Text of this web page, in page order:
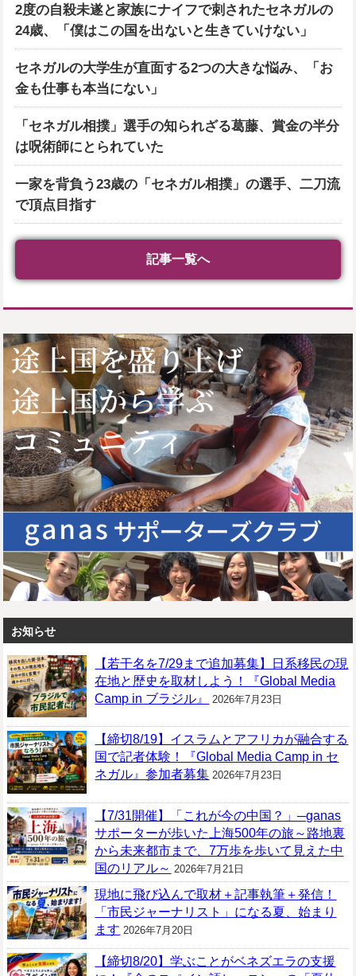
2度の自殺未遂と家族にナイフで刺されたセネガルの
24歳、「僕はこの国を出ないと生きていけない」
セネガルの大学生が直面する2つの大きな悩み、「お
金も仕事も本当にない」
「セネガル相撲」選手の知られざる葛藤、賞金の半分
は呪術師にとられていた
一家を背負う23歳の「セネガル相撲」の選手、二刀流
で頂点目指す
記事一覧へ
お知らせ
【若干名を7/29まで追加募集】日系移民の現
在地と歴史を取材しよう！『Global Media
Camp in ブラジル』
2026年7月23日
【締切8/19】イスラムとアフリカが融合する
国で記者体験！『Global Media Camp in セ
ネガル』参加者募集 2026年7月23日
【7/31開催】「これが今の中国？」─ganas
サポーターが歩いた上海500年の旅～路地裏
から未来都市まで、7万歩を歩いて見えた中
国のリアル～ 2026年7月21日
現地に飛び込んで取材＋記事執筆＋発信！
「市民ジャーナリスト」になる夏、始まり
ます 2026年7月20日
【締切8/20】学ぶことがベネズエラの支援